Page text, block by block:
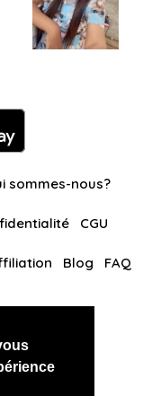
sommes-nous?
CGU
Blog FAQ